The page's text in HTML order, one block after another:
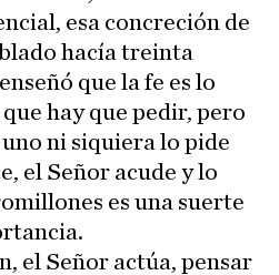
esa concreción de
hacía treinta
que la fe es lo
hay que pedir, pero
ni siquiera lo pide
el Señor acude y lo
es una suerte
el Señor actúa, pensar